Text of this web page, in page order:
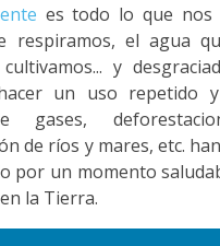
es todo lo que nos
respiramos, el agua
y
un uso repetido
gases,
de ríos y mares, etc.
por un momento
la Tierra.